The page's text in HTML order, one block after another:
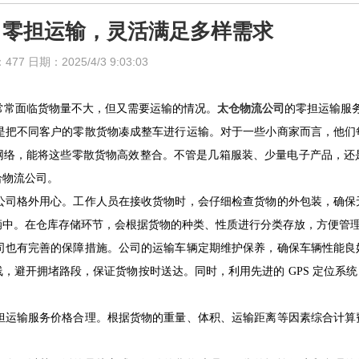
担运输，灵活满足多样需求
477 日期：2025/4/3 9:03:03
临货物量不大，但又需要运输的情况。 太仓物流公司 的零担运输服
不同客户的零散货物凑成整车进行运输。对于一些小商家而言，他
，能将这些零散货物高效整合。不管是几箱服装、少量电子产品，
流公司。
格外用心。工作人员在接收货物时，会仔细检查货物的外包装，确
。在仓库存储环节，会根据货物的种类、性质进行分类存放，方便
有完善的保障措施。公司的运输车辆定期维护保养，确保车辆性能
避开拥堵路段，保证货物按时送达。同时，利用先进的 GPS 定位系
输服务价格合理。根据货物的重量、体积、运输距离等因素综合计